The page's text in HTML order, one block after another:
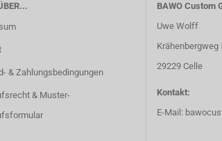
& Zahlungsbedingungen
& Muster-
BAWO Custom
Uwe Wolff
Krähenbergweg
29229 Celle
Kontakt:
E-Mail: